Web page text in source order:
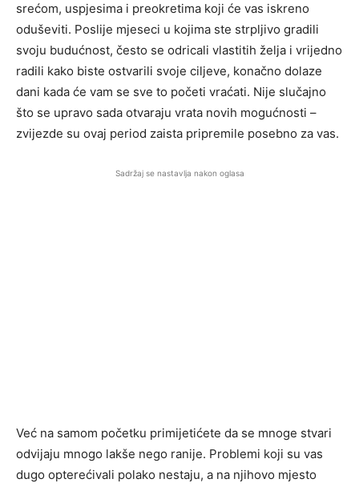
srećom, uspjesima i preokretima koji će vas iskreno
oduševiti. Poslije mjeseci u kojima ste strpljivo gradili
svoju budućnost, često se odricali vlastitih želja i vrijedno
radili kako biste ostvarili svoje ciljeve, konačno dolaze
dani kada će vam se sve to početi vraćati. Nije slučajno
što se upravo sada otvaraju vrata novih mogućnosti –
zvijezde su ovaj period zaista pripremile posebno za vas.
Sadržaj se nastavlja nakon oglasa
Već na samom početku primijetićete da se mnoge stvari
odvijaju mnogo lakše nego ranije. Problemi koji su vas
dugo opterećivali polako nestaju, a na njihovo mjesto